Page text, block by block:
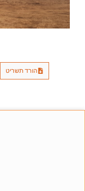
הורד תשריט